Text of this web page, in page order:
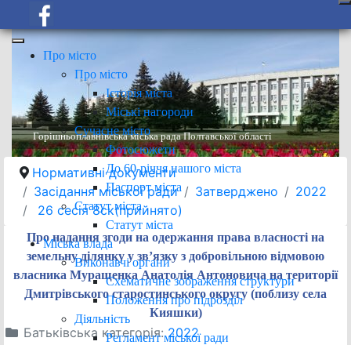
Про місто
Про місто
Історія міста
Міські нагороди
Сучасне місто
Фотосюжети
До 60-річчя нашого міста
Паспорт міста
Статут міста
Статут міста
Міська влада
Виконавчі органи
Схематичне зображення структури
Положення про підрозділ
Діяльність
Регламент міської ради
Горішньоплавнівська міська рада Полтавської області
Нормативні документи
Засідання міської ради
Затверджено
2022
26 сесія 8ск(прийнято)
Про надання згоди на одержання права власності на
земельну ділянку у зв’язку з добровільною відмовою
власника Муращенка Анатолія Антоновича на території
Дмитрівського старостинського округу (поблизу села
Кияшки)
Батьківська категорія:2022